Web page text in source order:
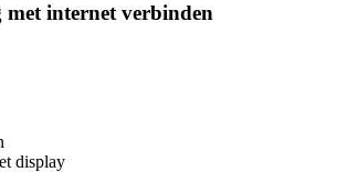
met internet verbinden
display